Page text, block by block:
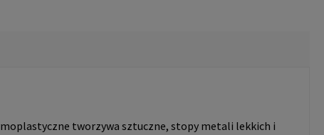
tworzywa sztuczne, stopy metali lekkich i